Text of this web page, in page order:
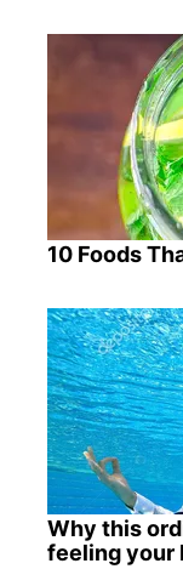
10 Foods
Why this
feeling your